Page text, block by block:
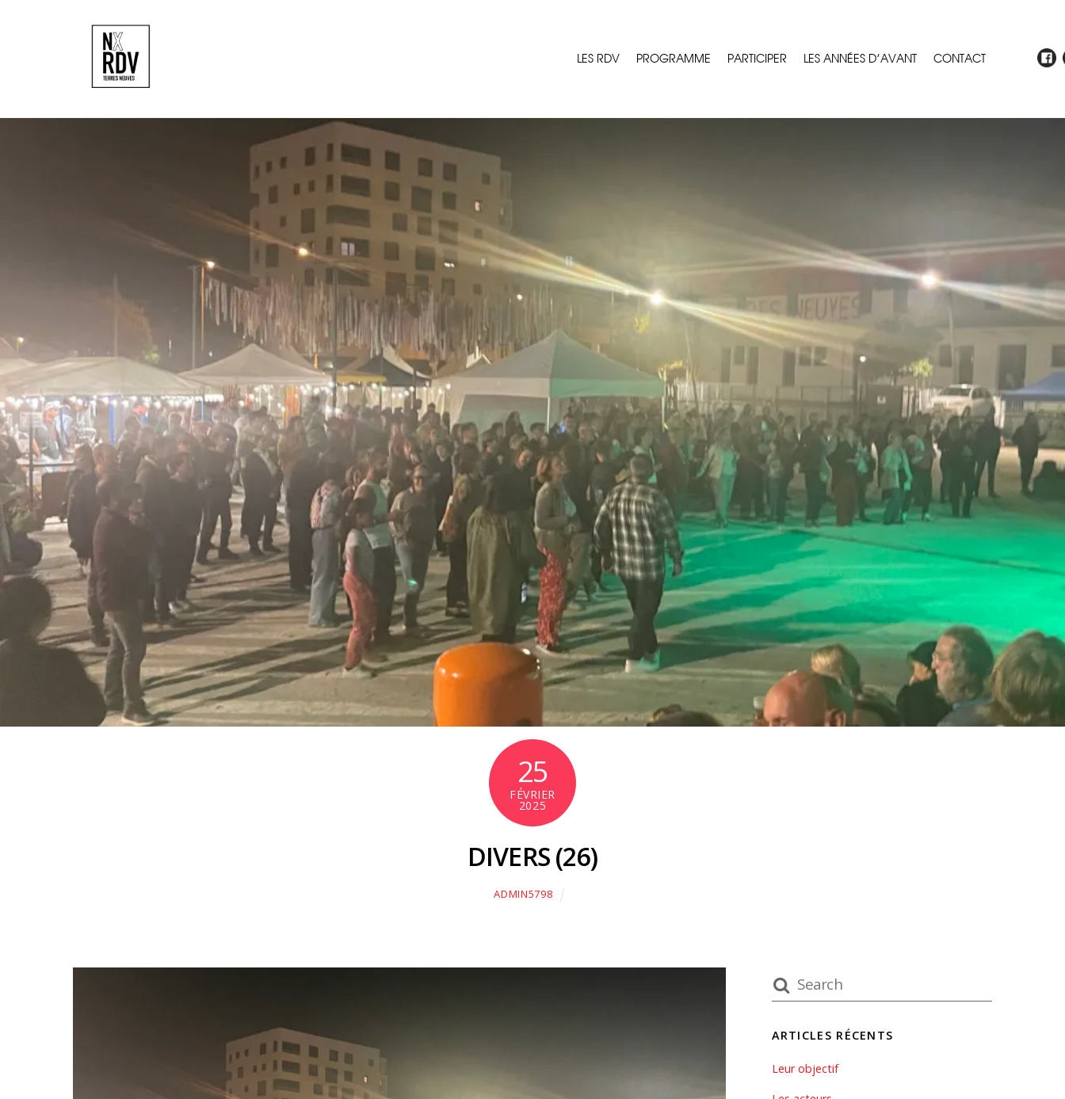
LES RDV PROGRAMME PARTICIPER LES ANNÉES D’AVANT CONTACT
25
FÉVRIER
2025
DIVERS (26)
ADMIN5798
ARTICLES RÉCENTS
Leur objectif